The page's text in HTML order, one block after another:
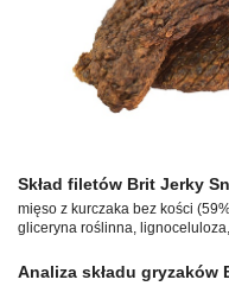
Skład filetów Brit Jerky
mięso z kurczaka bez kości
gliceryna roślinna,
Analiza składu gryzaków